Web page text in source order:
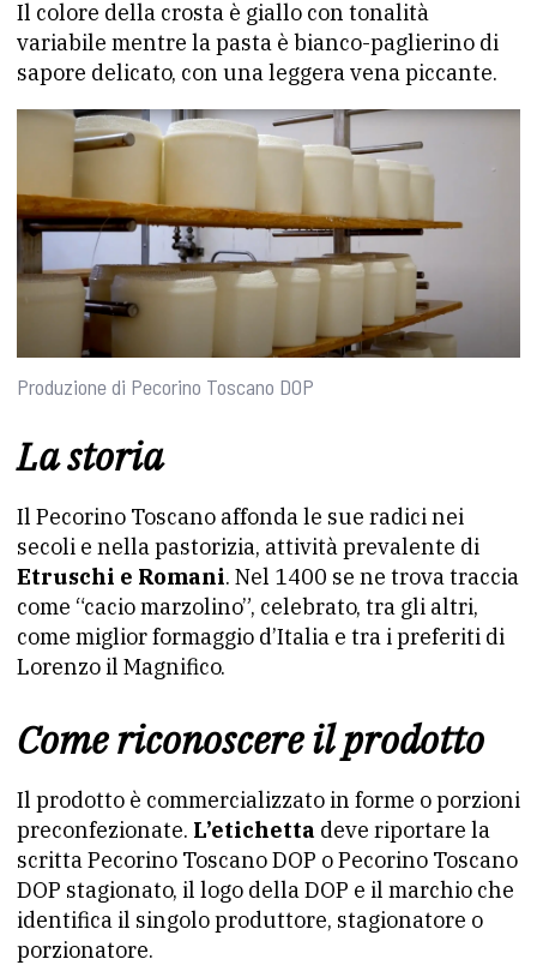
Il colore della crosta è giallo con tonalità
variabile mentre la pasta è bianco-paglierino di
sapore delicato, con una leggera vena piccante.
Produzione di Pecorino Toscano DOP
La storia
Il Pecorino Toscano affonda le sue radici nei
secoli e nella pastorizia, attività prevalente di
Etruschi e Romani. Nel 1400 se ne trova traccia
come “cacio marzolino”, celebrato, tra gli altri,
come miglior formaggio d’Italia e tra i preferiti di
Lorenzo il Magnifico.
Come riconoscere il prodotto
Il prodotto è commercializzato in forme o porzioni
preconfezionate. L’etichetta deve riportare la
scritta Pecorino Toscano DOP o Pecorino Toscano
DOP stagionato, il logo della DOP e il marchio che
identifica il singolo produttore, stagionatore o
porzionatore.